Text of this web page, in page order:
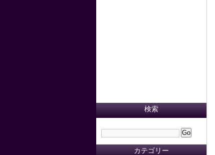
検索
カテゴリー